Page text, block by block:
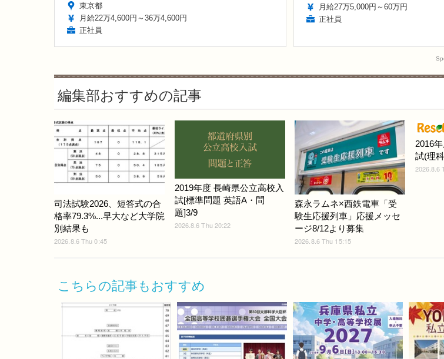
東京都
月給22万4,600円～36万4,600円
正社員
月給27万5,000円～60万円
正社員
編集部おすすめの記事
司法試験2026、短答式の合
格率79.3%...早大など大学院
別結果も
2026.8.6 Thu 0:45
2019年度 長崎県公立高校入
試[標準問題 英語A・問
題]3/9
2026.8.6 Thu 20:22
森永ラムネ×西鉄電車「受
験生応援列車」応援メッセ
ージ8/12より募集
2026.8.6 Thu 15:15
2016
試(理
2026.8.6
こちらの記事もおすすめ